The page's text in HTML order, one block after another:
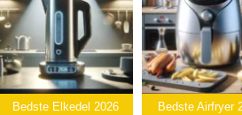
Bedste Airfryer 2026